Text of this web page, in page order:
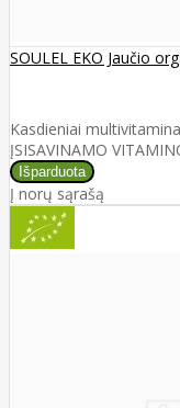
SOULEL EKO Jaučio
Kasdieniai
ĮSISAVINAMO
Į norų sąrašą